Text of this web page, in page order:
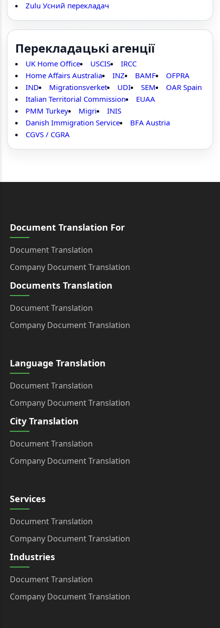
Zulu Усний перекладач
Перекладацькі агенції
UK Home Office USCIS
IRCC
Home Affairs Australia
INZ BAMF
OFPRA
IND
Migrationsverket UDI SEM
OAR Spain
Italian Territorial Commission
EUAA
PMM Turkey
Migri
INIS
Danish Immigration Service
BFA Austria
CGVS / CGRA
Document Translation For
Document Translation
Company Document Translation
Documents Translation
Document Translation
Company Document Translation
Language Translation
Document Translation
Company Document Translation
City Translation
Document Translation
Company Document Translation
Services
Document Translation
Company Document Translation
Industries
Document Translation
Company Document Translation